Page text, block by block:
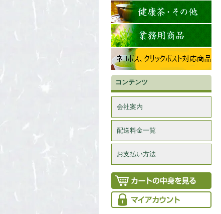
コンテンツ
会社案内
配送料金一覧
お支払い方法